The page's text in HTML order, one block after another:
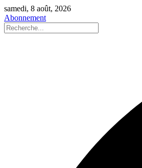
samedi, 8 août, 2026
Abonnement